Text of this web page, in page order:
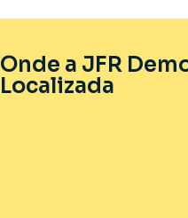
Onde a JFR
Localizada